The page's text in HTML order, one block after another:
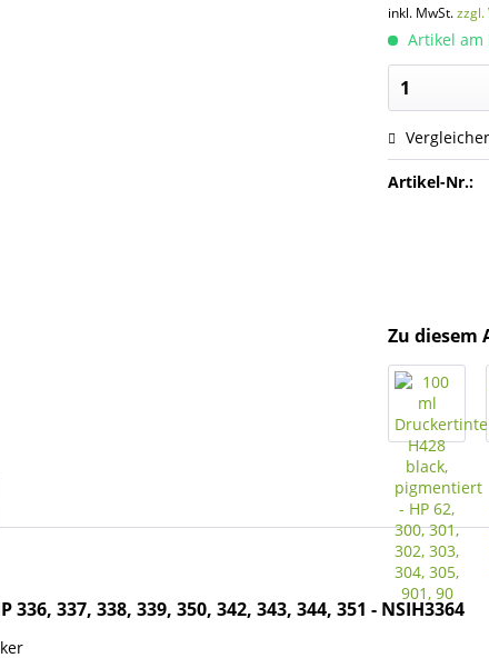
inkl. MwSt.zzgl.
Artikel am
Artikel-Nr.:
Zu diesem
337, 338, 339, 350, 342, 343, 344, 351 - NSIH3364